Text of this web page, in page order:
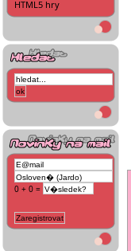
HTML5 hry
0 + 0 =